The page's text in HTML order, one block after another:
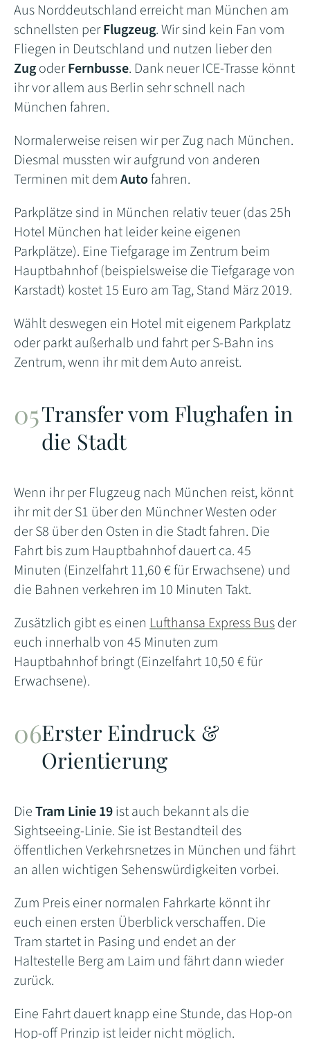
Aus Norddeutschland erreicht man München am
schnellsten perFlugzeug. Wir sind kein Fan vom
Fliegen in Deutschland und nutzen lieber den
ZugoderFernbusse. Dank neuer ICE-Trasse könnt
ihr vor allem aus Berlin sehr schnell nach
München fahren.
Normalerweise reisen wir per Zug nach München.
Diesmal mussten wir aufgrund von anderen
Terminen mit demAutofahren.
Parkplätze sind in München relativ teuer (das 25h
Hotel München hat leider keine eigenen
Parkplätze). Eine Tiefgarage im Zentrum beim
Hauptbahnhof (beispielsweise die Tiefgarage von
Karstadt) kostet 15 Euro am Tag, Stand März 2019.
Wählt deswegen ein Hotel mit eigenem Parkplatz
oder parkt außerhalb und fahrt per S-Bahn ins
Zentrum, wenn ihr mit dem Auto anreist.
Transfer vom Flughafen in
die Stadt
Wenn ihr per Flugzeug nach München reist, könnt
ihr mit der S1 über den Münchner Westen oder
der S8 über den Osten in die Stadt fahren. Die
Fahrt bis zum Hauptbahnhof dauert ca. 45
Minuten (Einzelfahrt 11,60 € für Erwachsene) und
die Bahnen verkehren im 10 Minuten Takt.
Zusätzlich gibt es einen Lufthansa Express Busder
euch innerhalb von 45 Minuten zum
Hauptbahnhof bringt (Einzelfahrt 10,50 € für
Erwachsene).
Erster Eindruck &
Orientierung
DieTram Linie 19ist auch bekannt als die
Sightseeing-Linie. Sie ist Bestandteil des
öffentlichen Verkehrsnetzes in München und fährt
an allen wichtigen Sehenswürdigkeiten vorbei.
Zum Preis einer normalen Fahrkarte könnt ihr
euch einen ersten Überblick verschaffen. Die
Tram startet in Pasing und endet an der
Haltestelle Berg am Laim und fährt dann wieder
zurück.
Eine Fahrt dauert knapp eine Stunde, das Hop-on
Hop-off Prinzip ist leider nicht möglich.